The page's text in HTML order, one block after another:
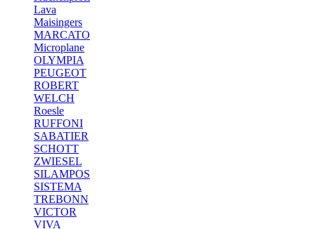
Lava
Maisingers
MARCATO
Microplane
OLYMPIA
PEUGEOT
ROBERT
WELCH
Roesle
RUFFONI
SABATIER
SCHOTT
ZWIESEL
SILAMPOS
SISTEMA
TREBONN
VICTOR
VIVA